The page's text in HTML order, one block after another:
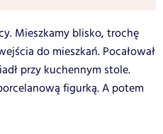
Mieszkamy blisko, trochę
do mieszkań. Pocałował
przy kuchennym stole.
figurką. A potem